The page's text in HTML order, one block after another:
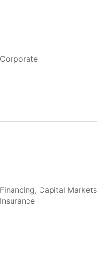
Corporate
Financing, Capital Markets
Insurance